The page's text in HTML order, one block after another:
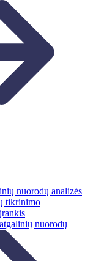
nuorodų analizės
tikrinimo
nuorodų